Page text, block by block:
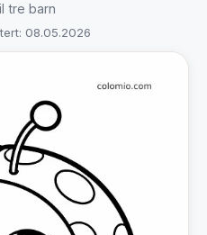
tre barn
08.05.2026